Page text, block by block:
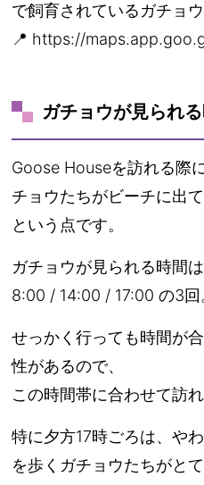
で飼育されているガチョウ
📍 https://
ガチョウが見られ
Goose Houseを訪れる際
チョウたちがビーチに出
という点です。
ガチョウが見られる時間は
8:00 / 14:00 / 17:00 の3回
せっかく行っても時間が
性があるので、
この時間帯に合わせて訪
特に夕方17時ごろは、や
を歩くガチョウたちがと